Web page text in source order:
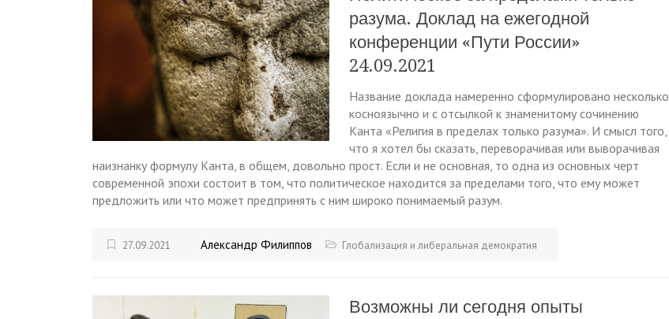
разума. Доклад на ежегодной
конференции «Пути России»
24.09.2021
Название доклада намеренно сформулировано несколько
косноязычно и с отсылкой к знаменитому сочинению
Канта «Религия в пределах только разума». И смысл того,
что я хотел бы сказать, переворачивая или выворачивая
наизнанку формулу Канта, в общем, довольно прост. Если и не основная, то одна из основных черт
современной эпохи состоит в том, что политическое находится за пределами того, что ему может
предложить или что может предпринять с ним широко понимаемый разум.
27.09.2021 Александр Филиппов Глобализация и либеральная демократия
Возможны ли сегодня опыты